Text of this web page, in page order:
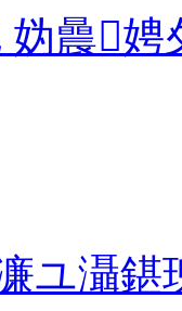
妫曟
ユ灄鍖